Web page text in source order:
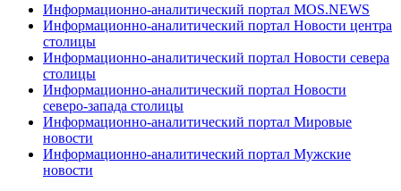
Информационно-аналитический портал MOS.NEWS
Информационно-аналитический портал Новости центра
столицы
Информационно-аналитический портал Новости севера
столицы
Информационно-аналитический портал Новости
северо-запада столицы
Информационно-аналитический портал Мировые
новости
Информационно-аналитический портал Мужские
новости